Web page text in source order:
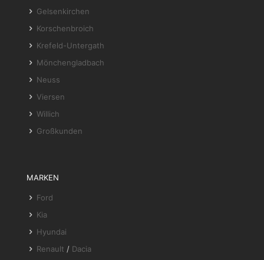
Gelsenkirchen
Korschenbroich
Krefeld-Untergath
Mönchengladbach
Neuss
Viersen
Willich
Großkunden
MARKEN
Ford
Kia
Hyundai
Renault / Dacia